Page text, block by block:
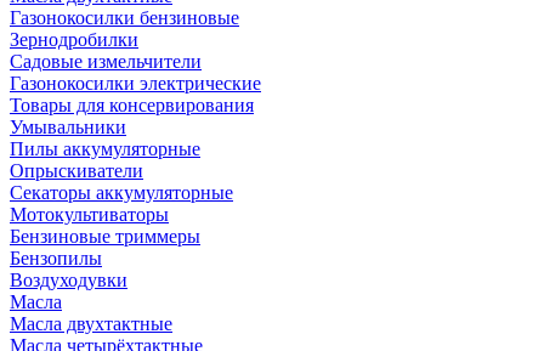
Газонокосилки бензиновые
Зернодробилки
Садовые измельчители
Газонокосилки электрические
Товары для консервирования
Умывальники
Пилы аккумуляторные
Опрыскиватели
Секаторы аккумуляторные
Мотокультиваторы
Бензиновые триммеры
Бензопилы
Воздуходувки
Масла
Масла двухтактные
Масла четырёхтактные